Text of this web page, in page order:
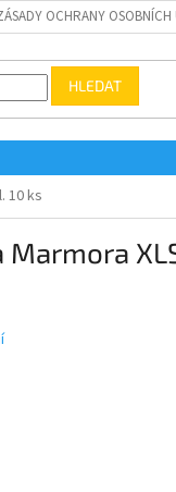
OCHRANY OSOBNÍCH
HLEDAT
10 ks
Marmora